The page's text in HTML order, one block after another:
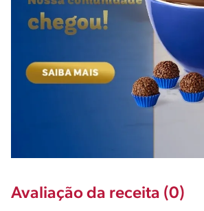
Avaliação da receita (0)